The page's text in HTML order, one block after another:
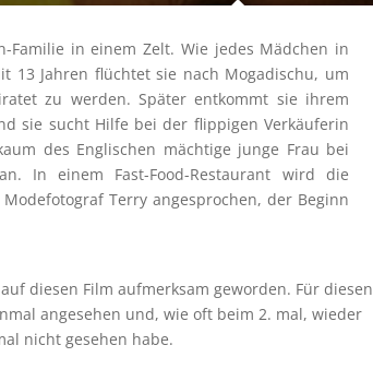
Familie in einem Zelt. Wie jedes Mädchen in
Jahren flüchtet sie nach Mogadischu, um
zu werden. Später entkommt sie ihrem
sie sucht Hilfe bei der flippigen Verkäuferin
des Englischen mächtige junge Frau bei
In einem Fast-Food-Restaurant wird die
Terry angesprochen, der Beginn
diesen Film aufmerksam geworden. Für diesen
angesehen und, wie oft beim 2. mal, wieder
nicht gesehen habe.